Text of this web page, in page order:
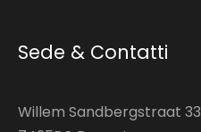
Sede & Contatti
Willem Sandbergstraat 33